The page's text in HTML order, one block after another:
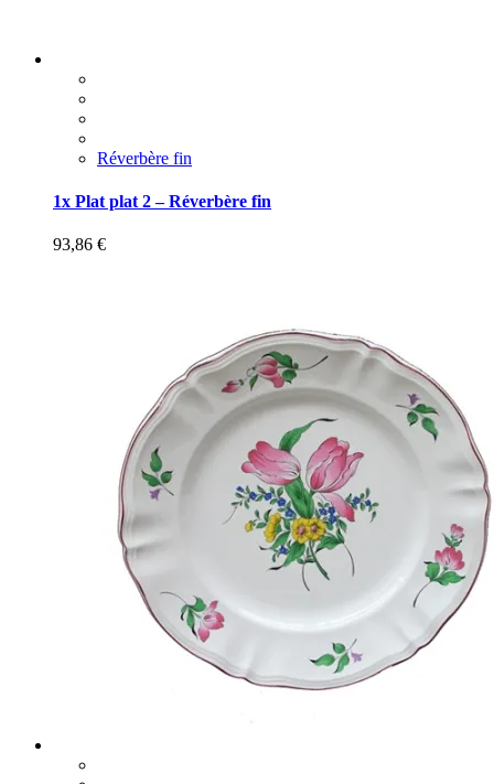
Réverbère fin
1x Plat plat 2 – Réverbère fin
93,86 €